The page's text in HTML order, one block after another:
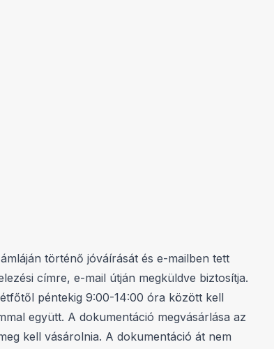
történő jóváírását és e-mailben tett
címre, e-mail útján megküldve biztosítja.
péntekig 9:00-14:00 óra között kell
együtt. A dokumentáció megvásárlása az
kell vásárolnia. A dokumentáció át nem